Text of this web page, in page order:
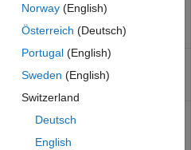
の地球固定（ECEF）座標系におけ
の運動方程式の四元数数表現を実
quaternion representation of six-
of-freedom equations of motion with
運動方程式の風角表現を実装する
Norway(English)
Österreich (Deutsch)
Portugal(English)
Sweden (English)
Switzerland
Deutsch
English